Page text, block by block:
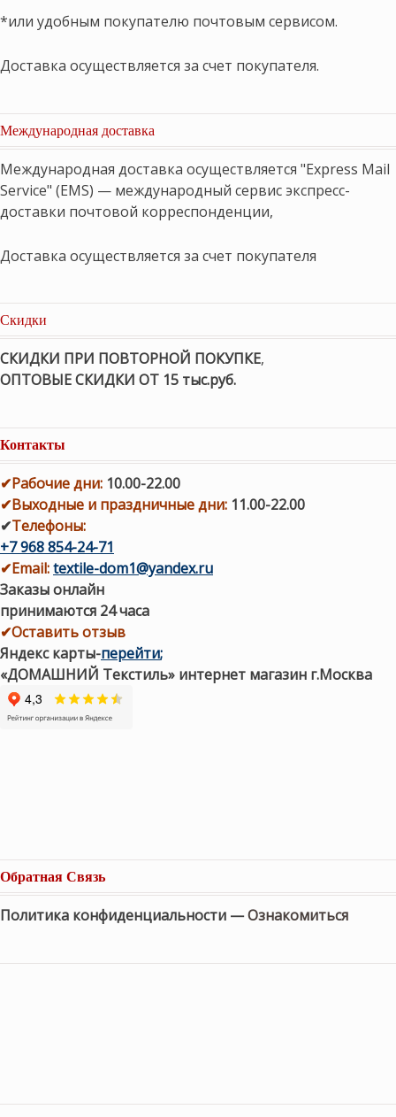
*или удобным покупателю почтовым сервисом.
Доставка осуществляется за счет покупателя.
Международная доставка
Международная доставка осуществляется "Express Mail
Service" (EMS) — международный сервис экспресс-
доставки почтовой корреспонденции,
Доставка осуществляется за счет покупателя
Скидки
СКИДКИ ПРИ ПОВТОРНОЙ ПОКУПКЕ,
ОПТОВЫЕ СКИДКИ ОТ 15 тыс.руб.
Контакты
✔Рабочие дни: 10.00-22.00
✔Выходные и праздничные дни: 11.00-22.00
✔Телефоны:
+7 968 854-24-71
✔Email:textile-dom1@yandex.ru
Заказы онлайн
принимаются 24 часа
✔Оставить отзыв
Яндекс карты-перейти;
«ДОМАШНИЙ Текстиль» интернет магазин г.Москва
Обратная Связь
Политика конфиденциальности —Ознакомиться